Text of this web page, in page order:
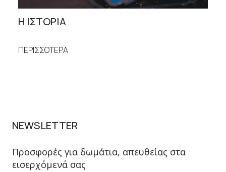
Η ΙΣΤΟΡΙΑ
ΠΕΡΙΣΣΟΤΕΡΑ
NEWSLETTER
Προσφορές για δωμάτια, απευθείας στα
εισερχόμενά σας